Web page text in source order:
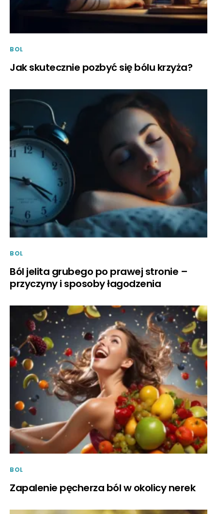
BOL
Jak skutecznie pozbyć się bólu krzyża?
BOL
Ból jelita grubego po prawej stronie –
przyczyny i sposoby łagodzenia
BOL
Zapalenie pęcherza ból w okolicy nerek